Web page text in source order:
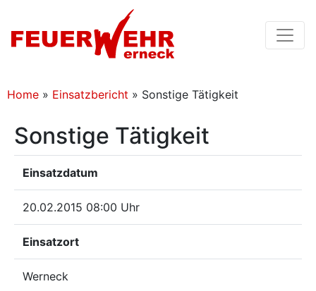
Home » Einsatzbericht » Sonstige Tätigkeit
Sonstige Tätigkeit
Einsatzdatum
20.02.2015 08:00 Uhr
Einsatzort
Werneck